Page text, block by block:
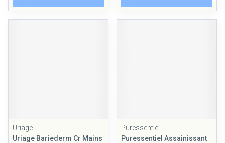
Uriage
Uriage Bariederm Cr Mains
Puressentiel
Puressentiel Assainissant